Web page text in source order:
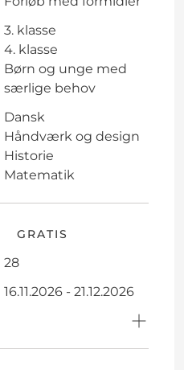
3. klasse
4. klasse
Børn og unge med
særlige behov
Dansk
Håndværk og design
Historie
Matematik
GRATIS
28
16.11.2026 - 21.12.2026